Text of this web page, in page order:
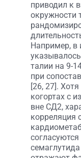
приводил к
окружности
Например, в
талии на 9-
при
[26, 27].
когортах с
вне СД2,
корреляция